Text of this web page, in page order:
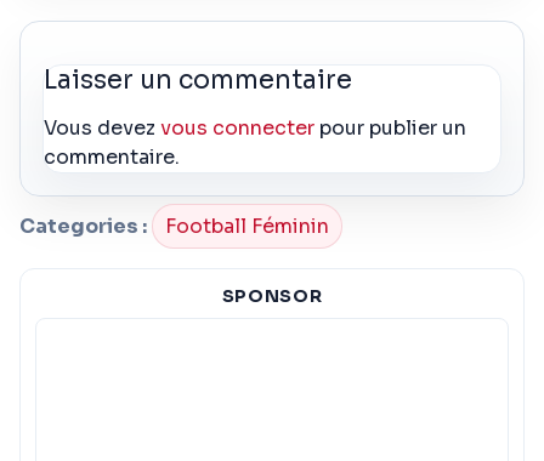
Laisser un commentaire
Vous devezvous connecter pour publier un
commentaire.
Categories : Football Féminin
SPONSOR